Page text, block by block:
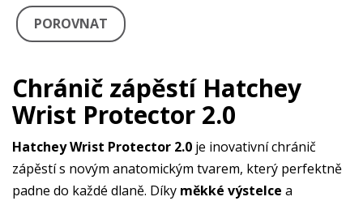
POROVNAT
Chránič zápěstí Hatchey
Wrist Protector 2.0
Hatchey Wrist Protector 2.0 je inovativní chránič
zápěstí s novým anatomickým tvarem, který perfektně
padne do každé dlaně. Díky měkké výstelce a